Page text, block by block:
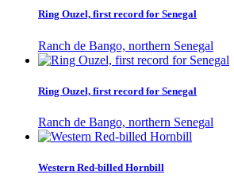
Ring Ouzel, first record for Senegal
Ranch de Bango, northern Senegal
Ring Ouzel, first record for Senegal
Ranch de Bango, northern Senegal
Western Red-billed Hornbill